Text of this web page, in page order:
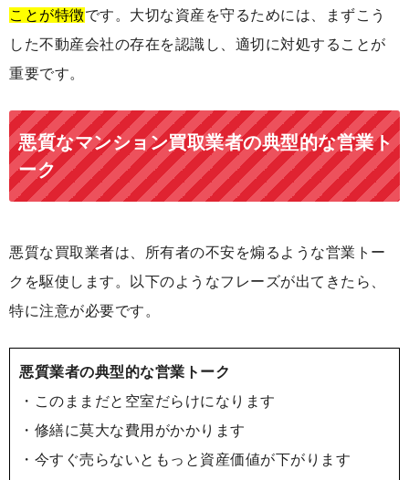
ことが特徴です。大切な資産を守るためには、まずこう
した不動産会社の存在を認識し、適切に対処することが
重要です。
悪質なマンション買取業者の典型的な営業ト
ーク
悪質な買取業者は、所有者の不安を煽るような営業トー
クを駆使します。以下のようなフレーズが出てきたら、
特に注意が必要です。
悪質業者の典型的な営業トーク
・このままだと空室だらけになります
・修繕に莫大な費用がかかります
・今すぐ売らないともっと資産価値が下がります